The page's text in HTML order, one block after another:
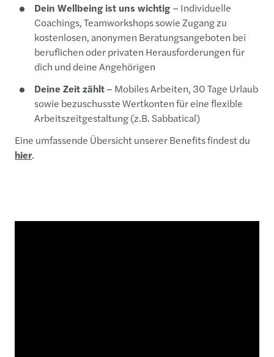
Dein Wellbeing ist uns wichtig – Individuelle
Coachings, Teamworkshops sowie Zugang zu
kostenlosen, anonymen Beratungsangeboten bei
beruflichen oder privaten Herausforderungen für
dich und deine Angehörigen
Deine Zeit zählt– Mobiles Arbeiten, 30 Tage Urlaub
sowie bezuschusste Wertkonten für eine flexible
Arbeitszeitgestaltung (z.B. Sabbatical)
Eine umfassende Übersicht unserer Benefits findest du
hier.